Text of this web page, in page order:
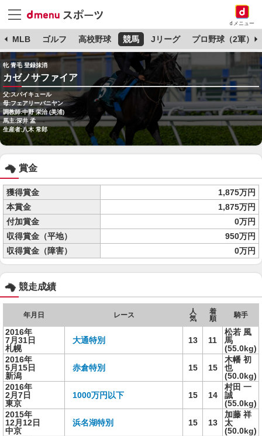
dメニュー
MLB ゴルフ 高校野球 競馬 Jリーグ プロ野球（2軍）
牝 青毛 登録抹消
カゼノサファイア
父:スパイキュール
母:フェアリーバニヤン
調教師:中野 栄治 (美浦)
馬主:深井 孟
生産者:八木 常郎
賞金
獲得賞金
1,875万円
本賞金
1,875万円
付加賞金
0万円
収得賞金（平地）
950万円
収得賞金（障害）
0万円
競走成績
年月日 レース
人
気
着
順
騎手
2016年
7月31日
札幌
大通特別 13 11
松若 風
馬
(55.0kg)
2016年
5月15日
新潟
赤倉特別 15 15
木幡 初
也
(50.0kg)
2016年
2月7日
東京
1000万円以下 15 14
村田 一
誠
(55.0kg)
2015年
12月12日
中京
浜名湖特別 15 13
加藤 祥
太
(50.0kg)